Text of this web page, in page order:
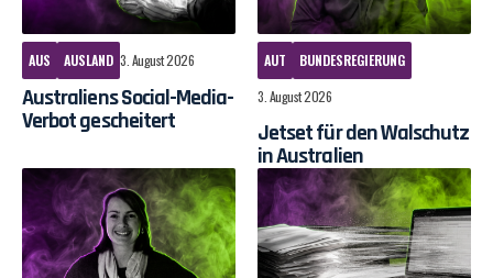
AUS AUSLAND 3. August 2026
Australiens Social-Media-
Verbot gescheitert
AUT
BUNDESREGIERUNG
3. August 2026
Jetset für den Walschutz
in Australien